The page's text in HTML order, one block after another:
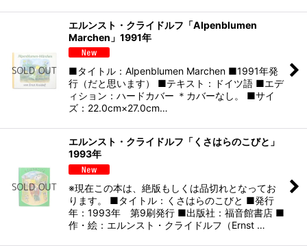
エルンスト・クライドルフ「Alpenblumen
Marchen」1991年
■タイトル：Alpenblumen Marchen ■1991年発
行（だと思います） ■テキスト：ドイツ語 ■エデ
ィション：ハードカバー ＊カバーなし。 ■サイ
ズ：22.0cm×27.0cm…
エルンスト・クライドルフ「くさはらのこびと」
1993年
※現在この本は、絶版もしくは品切れとなってお
ります。 ■タイトル：くさはらのこびと ■発行
年：1993年 第9刷発行 ■出版社：福音館書店 ■
作・絵：エルンスト・クライドルフ（Ernst …